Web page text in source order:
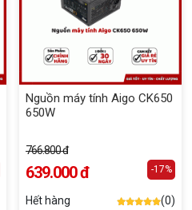
Nguồn máy tính Aigo CK650
650W
766.800 đ
639.000 đ -17%
Hết hàng (0)